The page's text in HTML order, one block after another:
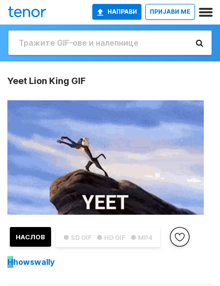
НАПРАВИ ПРИЈАВИ МЕ
Yeet Lion King GIF
● SD GIF ● HD GIF ● MP4
НАСЛОВ
Hhowswally